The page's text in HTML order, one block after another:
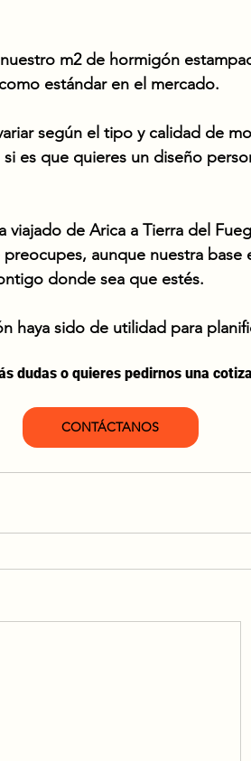
m2 de hormigón
estándar en el mercado.
según el tipo y calidad de
es que quieres un diseño
de Arica a Tierra del
aunque nuestra base
donde sea que estés.
haya sido de utilidad para
dudas o quieres pedirnos una
CONTÁCTANOS